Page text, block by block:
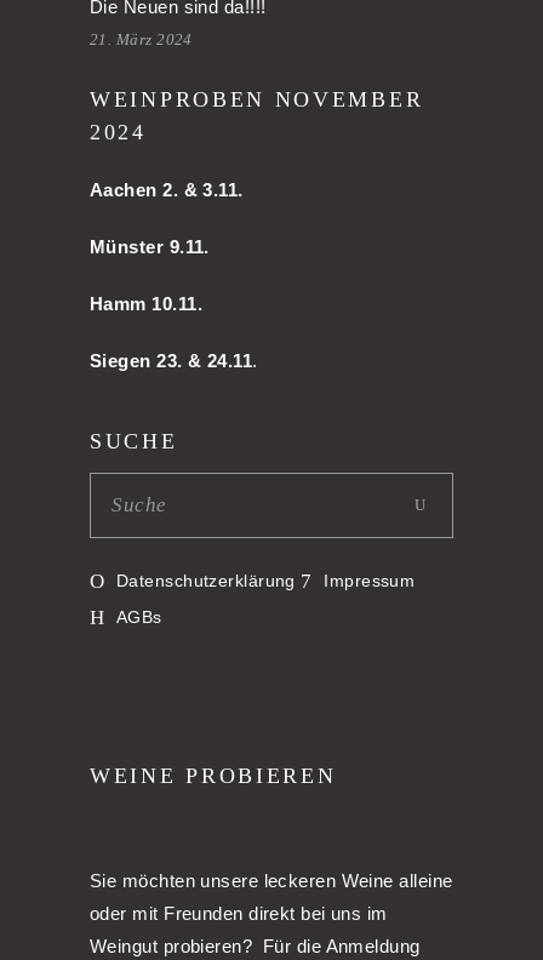
Die Neuen sind da!!!!
21. März 2024
WEINPROBEN NOVEMBER
2024
Aachen 2. & 3.11.
Münster 9.11.
Hamm 10.11.
Siegen 23. & 24.11.
SUCHE
Datenschutzerklärung
Impressum
AGBs
WEINE PROBIEREN
Sie möchten unsere leckeren Weine alleine
oder mit Freunden direkt bei uns im
Weingut probieren? Für die Anmeldung